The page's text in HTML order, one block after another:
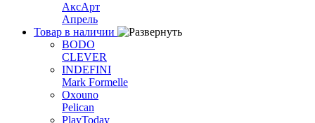
АксАрт
Апрель
Товар в наличии
BODO
CLEVER
INDEFINI
Mark Formelle
Oxouno
Pelican
PlayToday